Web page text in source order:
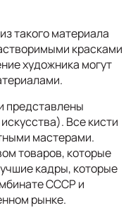
такого материала
красками
художника могут
представлены
Все кисти
мастерами.
товаров, которые
кадры, которые
СССР и
рынке.